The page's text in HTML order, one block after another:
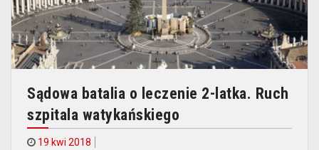
Sądowa batalia o leczenie 2-latka. Ruch
szpitala watykańskiego
19 kwi 2018